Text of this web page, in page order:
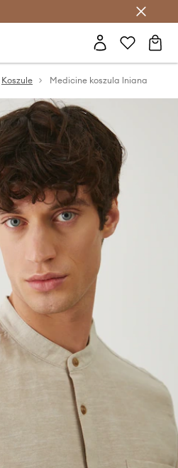
z Answear Club >
Koszule Medicine koszula lniana